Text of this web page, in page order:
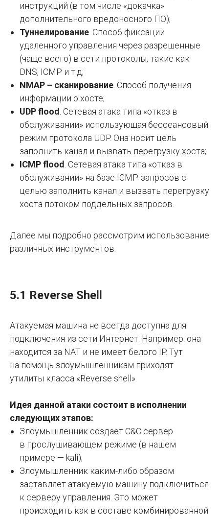
инструкций (в том числе «докачка»
дополнительного вредоносного ПО);
Туннелирование . Способ фиксации
удаленного управления через разрешенные
(чаще всего) в сети протоколы, такие как
DNS, ICMP и т.д;
NMAP – сканирование . Способ получения
информации о хосте;
UDP flood . Сетевая атака типа «отказ в
обслуживании» использующая бессеансовый
режим протокола UDP. Она носит цель
заполнить канал и вызвать перегрузку хоста;
ICMP flood . Сетевая атака типа «отказ в
обслуживании» на базе ICMP-запросов с
целью заполнить канал и вызвать перегрузку
хоста потоком поддельных запросов.
Далее мы подробно рассмотрим использование
различных инструментов.
5.1 Reverse Shell
Атакуемая машина не всегда доступна для
подключения из сети Интернет. Например: она
находится за NAT и не имеет белого IP. Тут
на помощь злоумышленникам приходят
утилиты класса «Reverse shell».
Идея данной атаки состоит в исполнении
следующих этапов:
Злоумышленник создает C&C сервер
в прослушивающем режиме (в нашем
примере — kali);
Злоумышленник каким-либо образом
заставляет атакуемую машину подключиться
к серверу управления. Это может
происходить как в составе комбинированной